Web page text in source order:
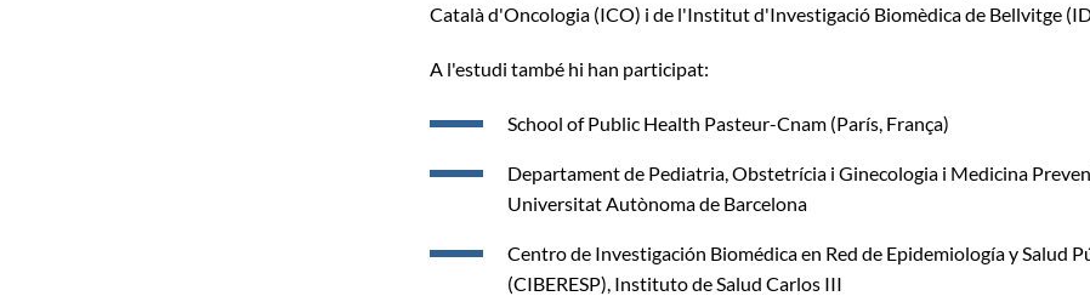
Català d'Oncologia (ICO) i de l'Institut d'Investigació Biomèdica de Bellvitge
A l'estudi també hi han participat:
School of Public Health Pasteur-Cnam (París, França)
Departament de Pediatria, Obstetrícia i Ginecologia i Medicina
Universitat Autònoma de Barcelona
Centro de Investigación Biomédica en Red de Epidemiología y Salud
(CIBERESP), Instituto de Salud Carlos III